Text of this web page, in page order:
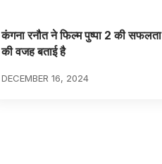
कंगना रनौत ने फिल्म पुष्पा 2 की सफलता
की वजह बताई है
DECEMBER 16, 2024